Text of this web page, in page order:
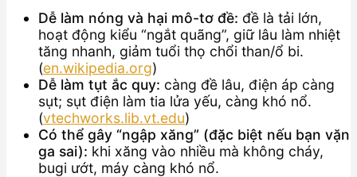
Dễ làm nóng và hại mô-tơ đề: đề là tải lớn,
hoạt động kiểu “ngắt quãng”, giữ lâu làm nhiệt
tăng nhanh, giảm tuổi thọ chổi than/ổ bi.
(en.wikipedia.org)
Dễ làm tụt ắc quy: càng đề lâu, điện áp càng
sụt; sụt điện làm tia lửa yếu, càng khó nổ.
(vtechworks.lib.vt.edu)
Có thể gây “ngập xăng” (đặc biệt nếu bạn vặn
ga sai): khi xăng vào nhiều mà không cháy,
bugi ướt, máy càng khó nổ.